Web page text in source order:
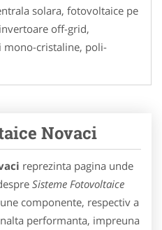
solara, fotovoltaice pe
off-grid,
cristaline, poli-
Novaci
reprezinta pagina unde
Sisteme Fotovoltaice
componente, respectiv a
performanta, impreuna